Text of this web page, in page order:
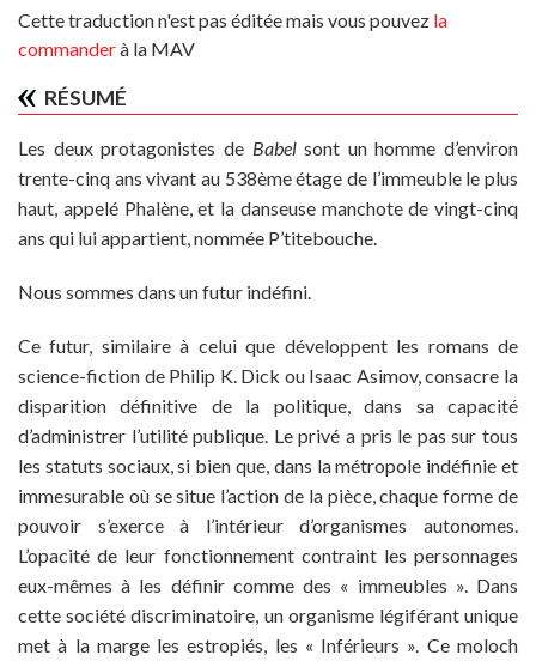
Cette traduction n'est pas éditée mais vous pouvez la
commanderà la MAV
RÉSUMÉ
Les deux protagonistes de Babelsont un homme d’environ
trente-cinq ans vivant au 538ème étage de l’immeuble le plus
haut, appelé Phalène, et la danseuse manchote de vingt-cinq
ans qui lui appartient, nommée P’titebouche.
Nous sommes dans un futur indéfini.
Ce futur, similaire à celui que développent les romans de
science-fiction de Philip K. Dick ou Isaac Asimov, consacre la
disparition définitive de la politique, dans sa capacité
d’administrer l’utilité publique. Le privé a pris le pas sur tous
les statuts sociaux, si bien que, dans la métropole indéfinie et
immesurable où se situe l’action de la pièce, chaque forme de
pouvoir s’exerce à l’intérieur d’organismes autonomes.
L’opacité de leur fonctionnement contraint les personnages
eux-mêmes à les définir comme des « immeubles ». Dans
cette société discriminatoire, un organisme légiférant unique
met à la marge les estropiés, les « Inférieurs ». Ce moloch